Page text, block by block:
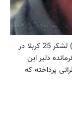
احمدعلی ابکایی از ارکان گردان امام محمدباقر(ع) لشکر 25 کربلا در
دلیر این
پرداخته که